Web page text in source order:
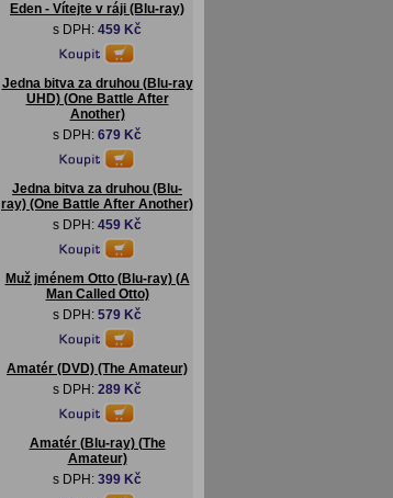
Eden - Vítejte v ráji (Blu-ray)
s DPH: 459 Kč
Jedna bitva za druhou (Blu-ray
UHD) (One Battle After
Another)
s DPH: 679 Kč
Jedna bitva za druhou (Blu-
ray) (One Battle After Another)
s DPH: 459 Kč
Muž jménem Otto (Blu-ray) (A
Man Called Otto)
s DPH: 579 Kč
Amatér (DVD) (The Amateur)
s DPH: 289 Kč
Amatér (Blu-ray) (The
Amateur)
s DPH: 399 Kč